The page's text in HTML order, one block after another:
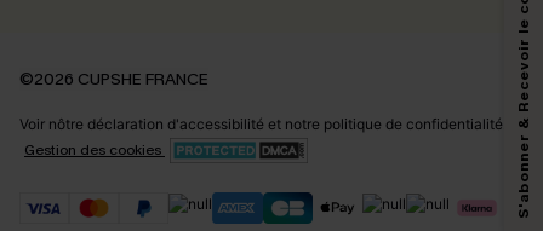
©2026 CUPSHE FRANCE
Voir nôtre déclaration d'accessibilité et notre politique de confidentialité.
Gestion des cookies
marketing (y compris du contenu généré par l'IA) de Cupshe et
pouvons utiliser les données collectées sur notre site ainsi que des
technologies de suivi, telles que des pixels intégrés à nos e-mails, afin de
produits susceptibles de vous intéresser, conformément à notre Politique de
confidentialité
. Vous pouvez vous désabonner à tout moment.
S'abonner & Recevoir le code